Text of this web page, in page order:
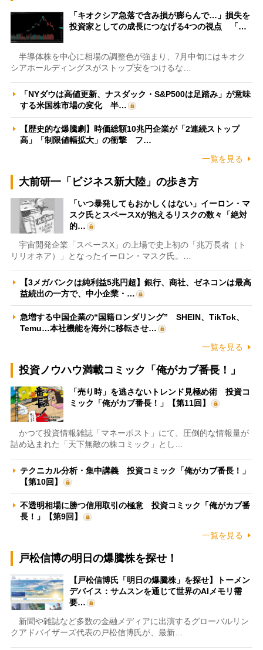
「キオクシア急落で含み損が膨らんで…」損失を
投資家としての成長につなげる4つの視点 「…
半導体株を中心に相場の調整色が強まり、7月中旬にはキオク
シアホールディングスがストップ安をつけるな…
「NYダウは高値更新、ナスダック・S&P500は足踏み」が意味
する米国株市場の変化 半…
【歴史的な爆騰劇】時価総額10兆円企業が「2連続ストップ
高」「制限値幅拡大」の衝撃 フ…
一覧を見る
大前研一「ビジネス新大陸」の歩き方
「いつ暴発してもおかしくはない」イーロン・マ
スク氏とスペースXが抱えるリスクの数々「絶対
的…
宇宙開発企業「スペースX」の上場で史上初の「兆万長者（ト
リリオネア）」となったイーロン・マスク氏。…
【3メガバンクは純利益5兆円超】銀行、商社、ゼネコンは最高
益続出の一方で、中小企業・…
急増する中国企業の“国籍ロンダリング” SHEIN、TikTok、
Temu…本社機能を海外に移転させ…
一覧を見る
投資ノウハウ満載コミック「俺がカブ番長！」
「売り時」を逃さないトレンド見極め術 投資コ
ミック「俺がカブ番長！」【第11回】
かつて投資情報雑誌「マネーポスト」にて、圧倒的な情報量が
詰め込まれた「天下無敵の株コミック」とし…
テクニカル分析・集中講義 投資コミック「俺がカブ番長！」
【第10回】
不透明相場に勝つ信用取引の極意 投資コミック「俺がカブ番
長！」【第9回】
一覧を見る
戸松信博の明日の爆騰株を探せ！
【戸松信博氏「明日の爆騰株」を探せ】トーメン
デバイス：サムスンを通じて世界のAIメモリ需
要…
新聞や雑誌など多数の金融メディアに出演するグローバルリン
クアドバイザーズ代表の戸松信博氏が、最新…